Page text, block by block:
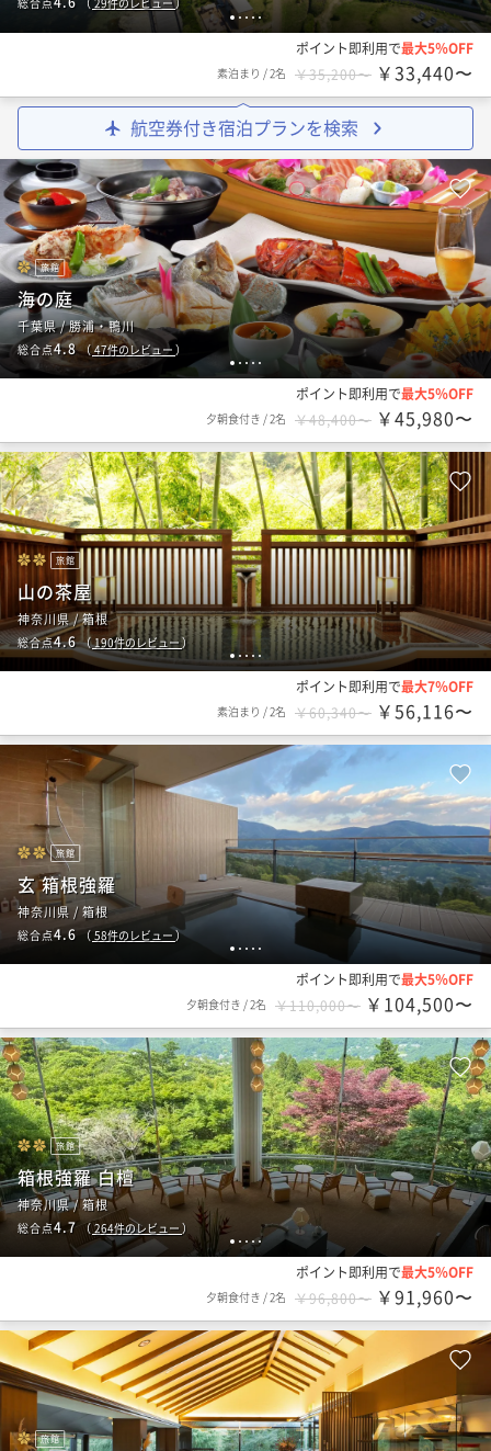
1 23 45
ポイント即利用で最大5％OFF
素泊まり /2名 ￥35,200〜 ￥33,440〜
航空券付き宿泊プランを検索
123 4 5
旅館
海の庭
千葉県 / 勝浦・鴨川
総合点4.8（47件のレビュー ）
ポイント即利用で最大5％OFF
夕朝食付き /2名 ￥48,400〜 ￥45,980〜
1 2 3 4 5
旅館
山の茶屋
神奈川県 / 箱根
総合点4.6（190件のレビュー）
ポイント即利用で最大7％OFF
素泊まり /2名 ￥60,340〜 ￥56,116〜
1 2 3 4 5
旅館
玄 箱根強羅
神奈川県 / 箱根
総合点4.6（ 58件のレビュー）
ポイント即利用で最大5％OFF
夕朝食付き /2名 ￥110,000〜 ￥104,500〜
1 2 345
旅館
箱根強羅 白檀
神奈川県 / 箱根
総合点4.7（ 264件のレビュー）
ポイント即利用で最大5％OFF
夕朝食付き /2名 ￥96,800〜 ￥91,960〜
旅館